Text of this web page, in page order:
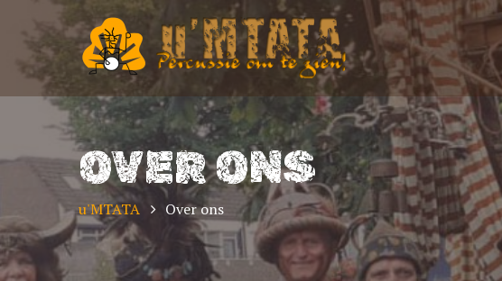
OVER ONS
u'MTATA Over ons